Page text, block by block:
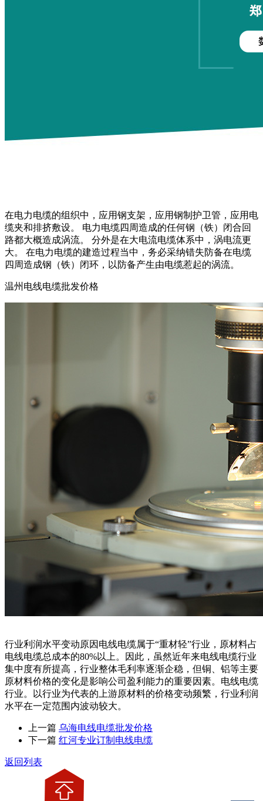
在电力电缆的组织中，应用钢支架，应用钢制护卫管，应用电
缆夹和排挤敷设。 电力电缆四周造成的任何钢（铁）闭合回
路都大概造成涡流。 分外是在大电流电缆体系中，涡电流更
大。 在电力电缆的建造过程当中，务必采纳错失防备在电缆
四周造成钢（铁）闭环，以防备产生由电缆惹起的涡流。
温州电线电缆批发价格
行业利润水平变动原因电线电缆属于“重材轻”行业，原材料占
电线电缆总成本的80%以上。因此，虽然近年来电线电缆行业
集中度有所提高，行业整体毛利率逐渐企稳，但铜、铝等主要
原材料价格的变化是影响公司盈利能力的重要因素。电线电缆
行业。以行业为代表的上游原材料的价格变动频繁，行业利润
水平在一定范围内波动较大。
上一篇 乌海电线电缆批发价格
下一篇 红河专业订制电线电缆
返回列表